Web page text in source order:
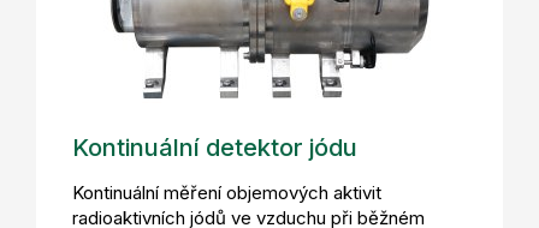
Kontinuální detektor jódu
Kontinuální měření objemových aktivit
radioaktivních jódů ve vzduchu při běžném